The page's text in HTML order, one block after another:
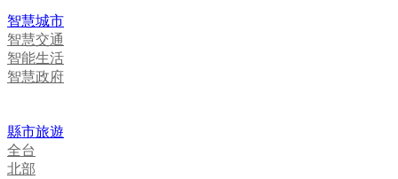
智慧城市
智慧交通
智能生活
智慧政府
縣市旅遊
全台
北部